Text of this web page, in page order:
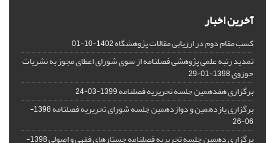
آخرین اخبار
کسب مقام دوم در ارزیابی مقالات پژوهشگاه1402-10-01
تمدید رتبه علمی پژوهشی فصلنامه از سوی شورای اعطای مجوز به نشریات
حوزوی1398-01-29
برگزاری هفدهمین جلسه تحریریه فصلنامه1399-03-24
برگزاری یازدهمین و دوازدهمین جلسه شورای تحریریه فصلنامه
1398-
06-26
برگزاری دهمین جلسه تحریریه فصلنامه جستارهای فقهی و اصولی 1398-